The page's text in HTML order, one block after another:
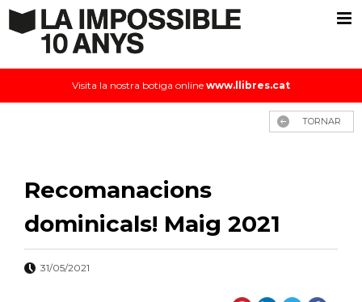
Visita la nostra botiga online www.llibres.cat
TORNAR
Recomanacions
dominicals! Maig 2021
31/05/2021